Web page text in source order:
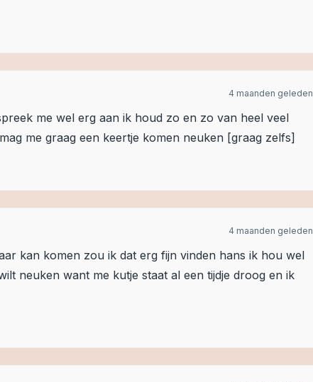
4 maanden geleden
me wel erg aan ik houd zo en zo van heel veel
me graag een keertje komen neuken [graag zelfs]
4 maanden geleden
kan komen zou ik dat erg fijn vinden hans ik hou wel
neuken want me kutje staat al een tijdje droog en ik